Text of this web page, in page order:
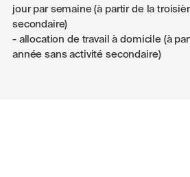
jour par semaine (à partir de la
secondaire)
- allocation de travail à domicile (à
année sans activité secondaire)